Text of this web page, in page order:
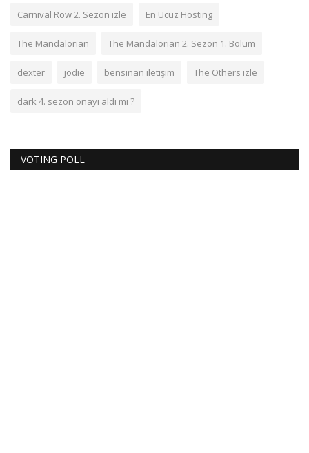
Carnival Row 2. Sezon izle En Ucuz Hosting
The Mandalorian The Mandalorian 2. Sezon 1. Bölüm
dexter jodie bensinan iletişim The Others izle
dark 4. sezon onayı aldı mı ?
VOTING POLL